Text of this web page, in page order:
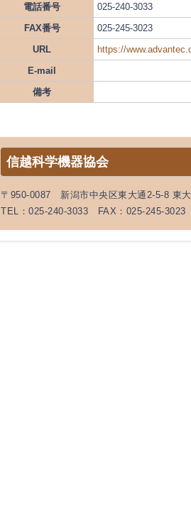
電話番号
025-240-3033
FAX番号
025-245-3023
URL
https://
E-mail
備考
信越科学機器協会
〒950-0087 新潟市中央区東大通2-5-8 東
TEL：025-240-3033 FAX：025-245-3023